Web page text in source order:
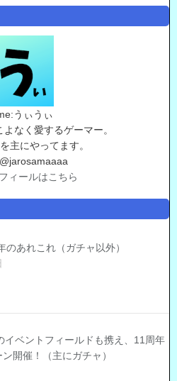
うぃうぃ
なく愛するゲーマー。
主にやってます。
ィールはこちら
のあれこれ（ガチャ以外）
イベントフィールドも携え、11周年
開催！（主にガチャ）